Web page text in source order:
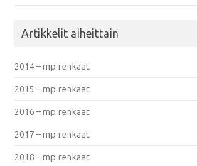
Artikkelit aiheittain
2014 – mp renkaat
2015 – mp renkaat
2016 – mp renkaat
2017 – mp renkaat
2018 – mp renkaat